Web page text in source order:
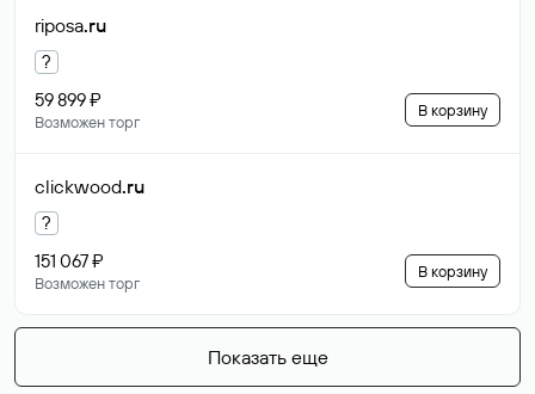
riposa.ru
?
59 899 ₽
Возможен торг
В корзину
clickwood.ru
?
151 067 ₽
Возможен торг
В корзину
Показать еще